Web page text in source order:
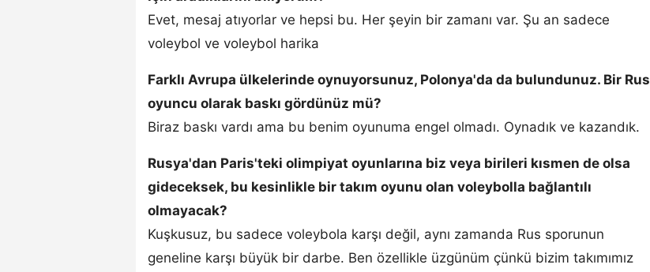
Evet, mesaj atıyorlar ve hepsi bu. Her şeyin bir zamanı var. Şu an sadece
voleybol ve voleybol harika
Farklı Avrupa ülkelerinde oynuyorsunuz, Polonya'da da bulundunuz. Bir Rus
oyuncu olarak baskı gördünüz mü?
Biraz baskı vardı ama bu benim oyunuma engel olmadı. Oynadık ve kazandık.
Rusya'dan Paris'teki olimpiyat oyunlarına biz veya birileri kısmen de olsa
gideceksek, bu kesinlikle bir takım oyunu olan voleybolla bağlantılı
olmayacak?
Kuşkusuz, bu sadece voleybola karşı değil, aynı zamanda Rus sporunun
geneline karşı büyük bir darbe. Ben özellikle üzgünüm çünkü bizim takımımız